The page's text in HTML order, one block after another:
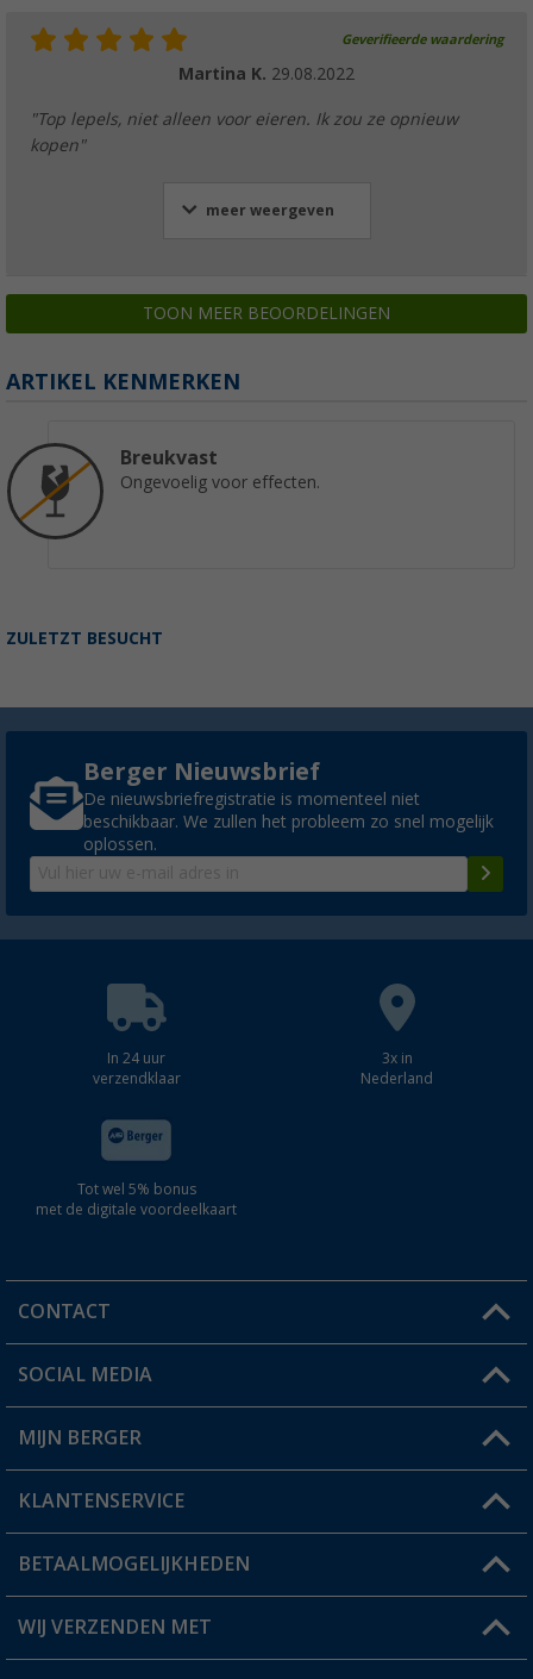
Geverifieerde waardering
Martina K. 29.08.2022
"Top lepels, niet alleen voor eieren. Ik zou ze opnieuw
kopen"
meer weergeven
TOON MEER BEOORDELINGEN
ARTIKEL KENMERKEN
Breukvast
Ongevoelig voor effecten.
ZULETZT BESUCHT
Berger Nieuwsbrief
De nieuwsbriefregistratie is momenteel niet
beschikbaar. We zullen het probleem zo snel mogelijk
oplossen.
In 24 uur
verzendklaar
3x in
Nederland
Tot wel 5% bonus
met de digitale voordeelkaart
CONTACT
Een vraag?
Winkel vinden
SOCIAL MEDIA
MIJN BERGER
Mijn account
Status bestelling
Verlanglijstje
KLANTENSERVICE
FAQ & Contact
Verzendinformatie
BETAALMOGELIJKHEDEN
WIJ VERZENDEN MET